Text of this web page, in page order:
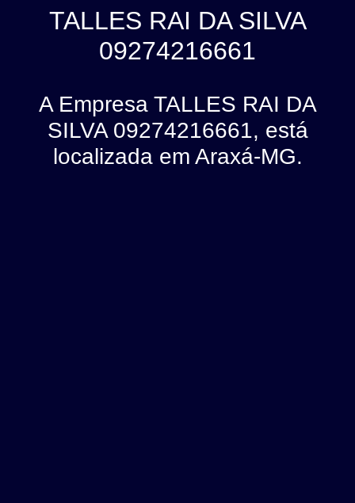
TALLES RAI DA SILVA
09274216661
A Empresa TALLES RAI DA
SILVA 09274216661, está
localizada em Araxá-MG.